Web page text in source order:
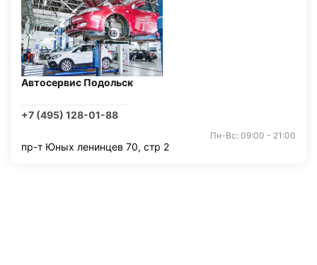
Автосервис Подольск
+7 (495) 128-01-88
Пн-Вс: 09:00 - 21:00
пр-т Юных ленинцев 70, стр 2